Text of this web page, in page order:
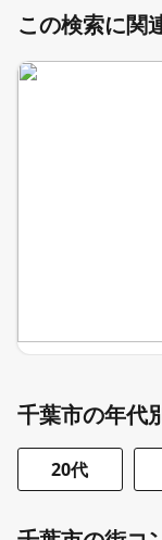
この検索に関
千葉市の年代
20代